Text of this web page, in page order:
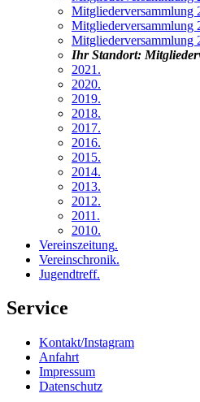
Mitgliederversammlung
Mitgliederversammlung
Mitgliederversammlung
Ihr Standort:
2021 .
2020.
2019.
2018.
2017.
2016.
2015.
2014.
2013.
2012.
2011 .
2010.
Vereinszeitung.
Vereinschronik.
Jugendtreff.
Service
Kontakt/Instagram
Anfahrt
Impressum
Datenschutz